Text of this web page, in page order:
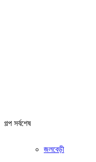
গল্প সর্বশেষ
জলবেড়ী